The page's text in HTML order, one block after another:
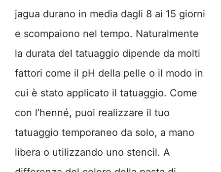
jagua durano in media dagli 8 ai 15 giorni
e scompaiono nel tempo. Naturalmente
la durata del tatuaggio dipende da molti
fattori come il pH della pelle o il modo in
cui è stato applicato il tatuaggio. Come
con l’henné, puoi realizzare il tuo
tatuaggio temporaneo da solo, a mano
libera o utilizzando uno stencil. A